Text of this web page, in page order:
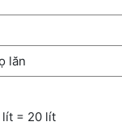
lăn
= 20 lít